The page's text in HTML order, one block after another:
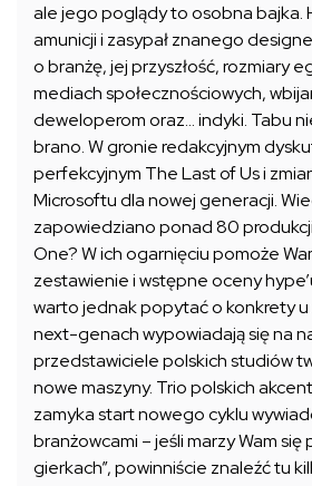
ale jego poglądy to osobna bajka.
amunicji i zasypał znanego
o branżę, jej przyszłość, rozmiary
mediach społecznościowych,
deweloperom oraz… indyki. Tabu
brano. W gronie redakcyjnym
perfekcyjnym The Last of Us i
Microsoftu dla nowej generacji.
zapowiedziano ponad 80
One? W ich ogarnięciu pomoże
zestawienie i wstępne oceny
warto jednak popytać o konkrety u
next-genach wypowiadają się na
przedstawiciele polskich studiów
nowe maszyny. Trio polskich
zamyka start nowego cyklu
branżowcami – jeśli marzy Wam się
gierkach”, powinniście znaleźć tu